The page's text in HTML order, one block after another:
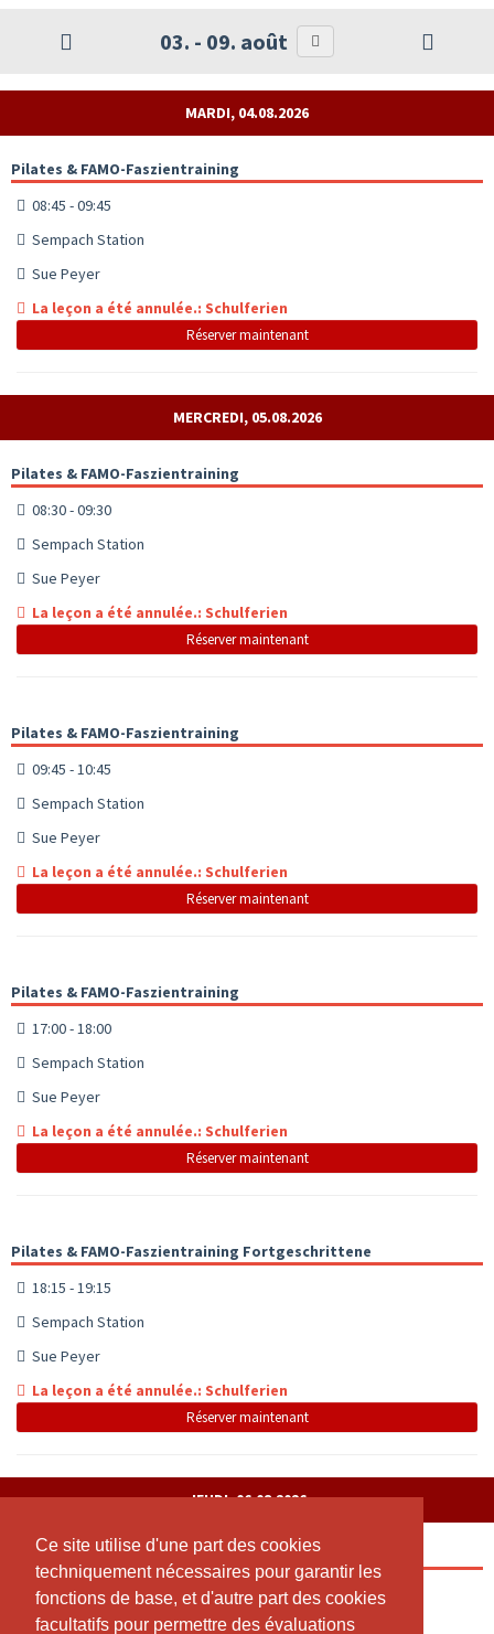
Ce site utilise d'une part des cookies
techniquement nécessaires pour garantir les
fonctions de base, et d'autre part des cookies
facultatifs pour permettre des évaluations
Ce site utilise d'une part des cookies
techniquement nécessaires pour garantir les
fonctions de base, et d'autre part des cookies
facultatifs pour permettre des évaluations
03. - 09. août
MARDI, 04.08.2026
Pilates & FAMO-Faszientraining
08:45 - 09:45
Sempach Station
Sue Peyer
La leçon a été annulée.: Schulferien
Réserver maintenant
MERCREDI, 05.08.2026
Pilates & FAMO-Faszientraining
08:30 - 09:30
Sempach Station
Sue Peyer
La leçon a été annulée.: Schulferien
Réserver maintenant
Pilates & FAMO-Faszientraining
09:45 - 10:45
Sempach Station
Sue Peyer
La leçon a été annulée.: Schulferien
Réserver maintenant
Pilates & FAMO-Faszientraining
17:00 - 18:00
Sempach Station
Sue Peyer
La leçon a été annulée.: Schulferien
Réserver maintenant
Pilates & FAMO-Faszientraining Fortgeschrittene
18:15 - 19:15
Sempach Station
Sue Peyer
La leçon a été annulée.: Schulferien
Réserver maintenant
JEUDI, 06.08.2026
Pilates zur Rückbildung
10:00 - 11:00
Sempach Station